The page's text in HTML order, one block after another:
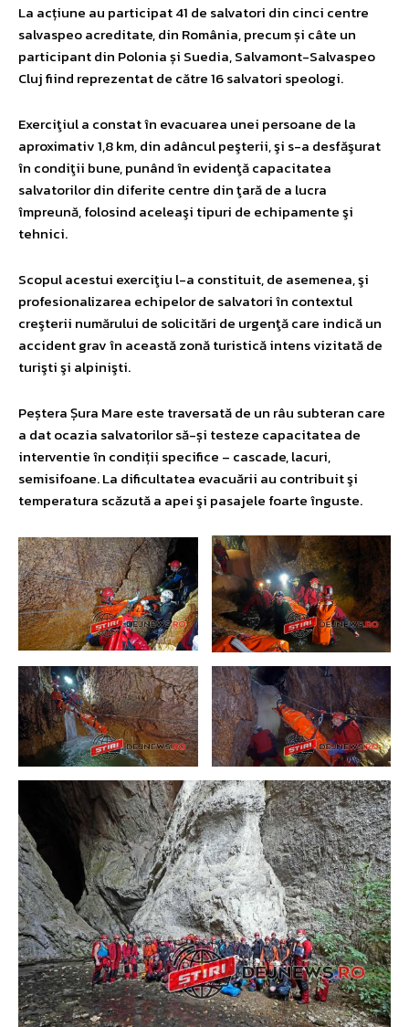
La acțiune au participat 41 de salvatori din cinci centre
salvaspeo acreditate, din România, precum și câte un
participant din Polonia și Suedia, Salvamont-Salvaspeo
Cluj fiind reprezentat de către 16 salvatori speologi.
Exerciţiul a constat în evacuarea unei persoane de la
aproximativ 1,8 km, din adâncul peşterii, şi s-a desfăşurat
în condiţii bune, punând în evidenţă capacitatea
salvatorilor din diferite centre din ţară de a lucra
împreună, folosind aceleaşi tipuri de echipamente şi
tehnici.
Scopul acestui exerciţiu l-a constituit, de asemenea, şi
profesionalizarea echipelor de salvatori în contextul
creşterii numărului de solicitări de urgenţă care indică un
accident grav în această zonă turistică intens vizitată de
turişti şi alpinişti.
Peștera Șura Mare este traversată de un râu subteran care
a dat ocazia salvatorilor să-și testeze capacitatea de
interventie în condiții specifice – cascade, lacuri,
semisifoane. La dificultatea evacuării au contribuit şi
temperatura scăzută a apei şi pasajele foarte înguste.